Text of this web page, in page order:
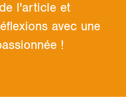
l'article et
avec une
!